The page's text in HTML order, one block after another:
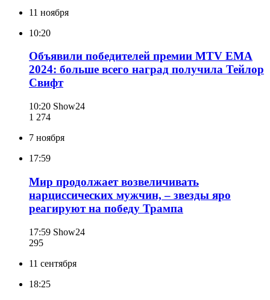
11 ноября
10:20
Объявили победителей премии MTV EMA
2024: больше всего наград получила Тейлор
Свифт
10:20 Show24
1 274
7 ноября
17:59
Мир продолжает возвеличивать
нарциссических мужчин, – звезды яро
реагируют на победу Трампа
17:59 Show24
295
11 сентября
18:25